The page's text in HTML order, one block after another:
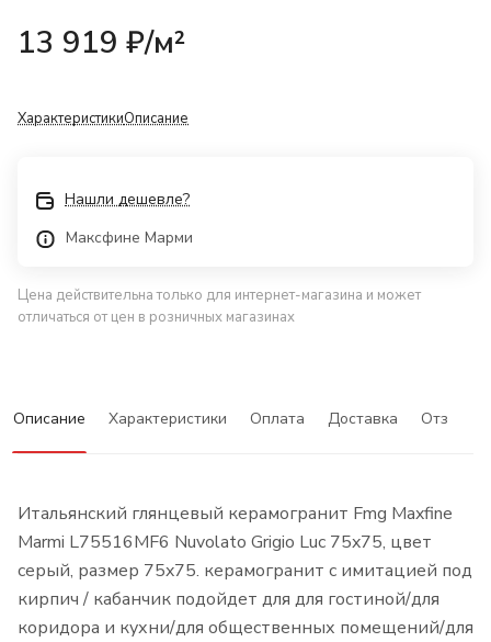
13 919 ₽/м²
ХарактеристикиОписание
Нашли дешевле?
Максфине Марми
Цена действительна только для интернет-магазина и может
отличаться от цен в розничных магазинах
Описание Характеристики Оплата Доставка Отзывы
Итальянский глянцевый керамогранит Fmg Maxfine
Marmi L75516MF6 Nuvolato Grigio Luc 75x75, цвет
серый, размер 75x75. керамогранит с имитацией под
кирпич / кабанчик подойдет для для гостиной/для
коридора и кухни/для общественных помещений/для